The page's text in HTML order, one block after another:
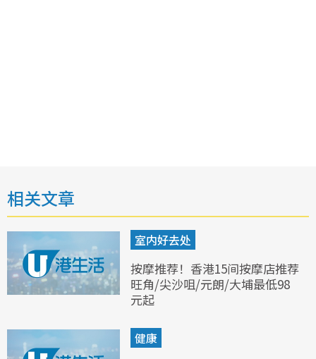
相关文章
室内好去处
按摩推荐！香港15间按摩店推荐
旺角/尖沙咀/元朗/大埔最低98
元起
健康